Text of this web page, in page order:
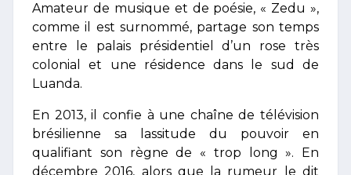
Amateur de musique et de poésie, « Zedu »,
comme il est surnommé, partage son temps
entre le palais présidentiel d’un rose très
colonial et une résidence dans le sud de
Luanda.
En 2013, il confie à une chaîne de télévision
brésilienne sa lassitude du pouvoir en
qualifiant son règne de « trop long ». En
décembre 2016, alors que la rumeur le dit